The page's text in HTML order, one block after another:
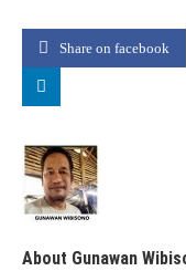
Share on facebook
About Gunawan